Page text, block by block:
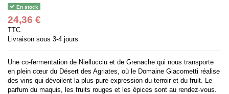
En stock
24,36 €
TTC
Livraison sous 3-4 jours
Une co-fermentation de Niellucciu et de Grenache qui nous transporte
en plein cœur du Désert des Agriates, où le Domaine Giacometti réalise
des vins qui dévoilent la plus pure expression du terroir et du fruit. Le
parfum du maquis, les fruits rouges et les épices sont au rendez-vous.